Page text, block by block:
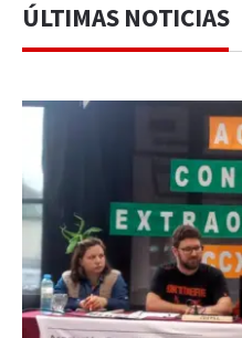
ÚLTIMAS NOTICIAS